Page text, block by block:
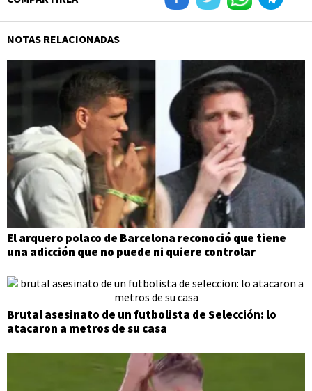
NOTAS RELACIONADAS
El arquero polaco de Barcelona reconoció que tiene
una adicción que no puede ni quiere controlar
Brutal asesinato de un futbolista de Selección: lo
atacaron a metros de su casa